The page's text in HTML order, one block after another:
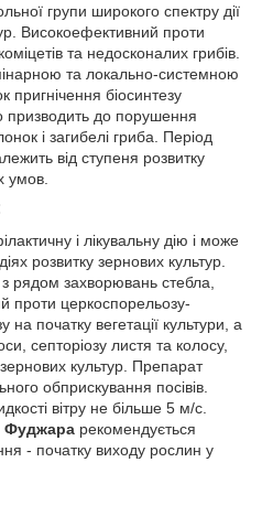
групи широкого спектру дії
Високоефективний проти
та недосконалих грибів.
та локально-системною
пригнічення біосинтезу
призводить до порушення
і загибелі гриба. Період
від ступеня розвитку
умов.
і лікувальну дію і може
розвитку зернових культур.
рядом захворювань стебла,
проти церкоспорельозу-
на початку вегетації культури, а
септоріозу листя та колосу,
культур. Препарат
обприскування посівів.
вітру не більше 5 м/с.
Фуджара рекомендується
- початку виходу рослин у